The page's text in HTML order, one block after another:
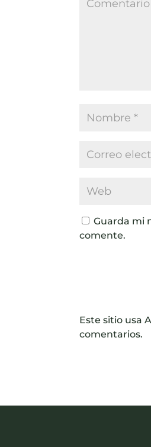
Guarda mi
comente.
Este sitio usa
comentarios.